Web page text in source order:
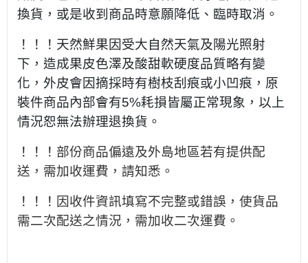
換貨，或是收到商品時意願降低、臨時取消。
！！！天然鮮果因受大自然天氣及陽光照射
下，造成果皮色澤及酸甜軟硬度品質略有變
化，外皮會因摘採時有樹枝刮痕或小凹痕，原
裝件商品內部會有5%耗損皆屬正常現象，以上
情況恕無法辦理退換貨。
！！！ 部份商品偏遠及外島地區若有提供配
送，需加收運費，請知悉。
！！！ 因收件資訊填寫不完整或錯誤，使貨品
需二次配送之情況，需加收二次運費。